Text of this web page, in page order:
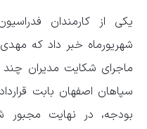
شهریورماه خبر داد که
ماجرای شکایت مدیران چند
سپاهان اصفهان بابت
بودجه، در نهایت